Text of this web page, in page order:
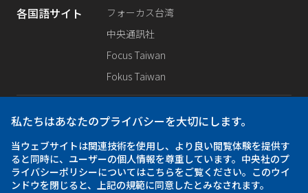
各国語サイト
フォーカス台湾
中央通訊社
Focus Taiwan
Fokus Taiwan
SNS公式
Facebook
Instagram
私たちはあなたのプライバシーを大切にします。
当ウェブサイトは関連技術を使用し、より良い閲覧体験を提供す
ると同時に、ユーザーの個人情報を尊重しています。中央社のプ
ライバシーポリシーについてはこちらをご覧ください。このウイ
ンドウを閉じると、上記の規範に同意したとみなされます。